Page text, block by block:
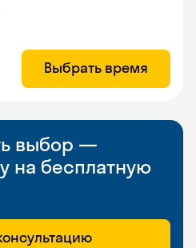
Выбрать время
выбор —
на бесплатную